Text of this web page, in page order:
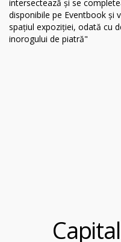
Capital